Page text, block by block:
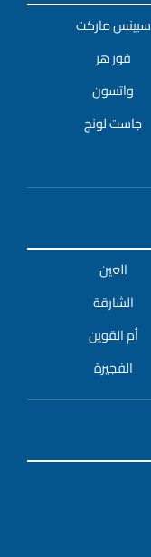
سبينس ماركت
فور هر
واتسون
جاست لونج
العين
الشارقة
أم القوين
الفجيرة